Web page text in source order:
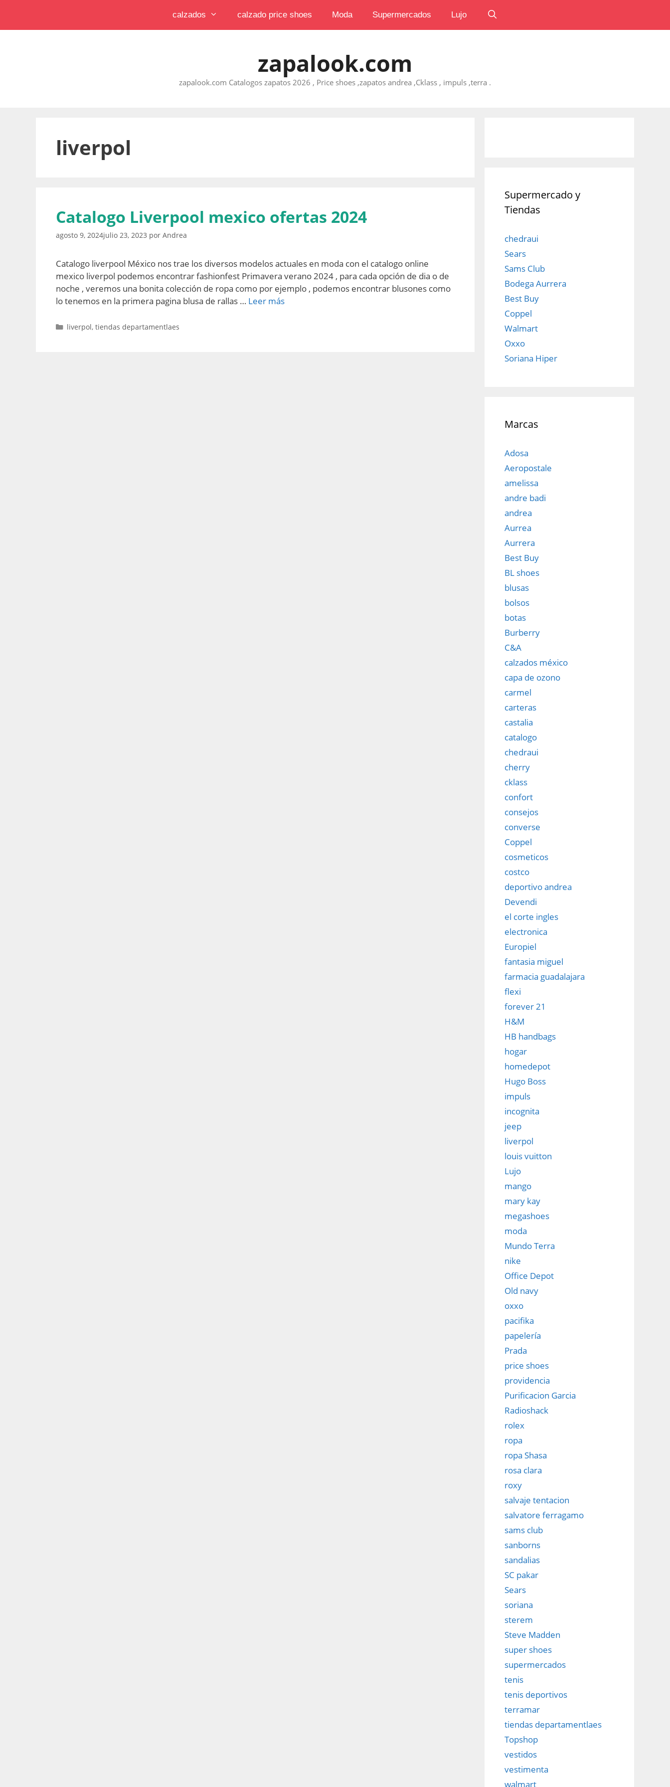
contenido
calzados calzado price shoes Moda Supermercados Lujo
zapalook.com
zapalook.com Catalogos zapatos 2026 , Price shoes ,zapatos andrea ,Cklass , impuls ,terra .
liverpol
Catalogo Liverpool mexico ofertas 2024
agosto 9, 2024julio 23, 2023 por Andrea
Catalogo liverpool México nos trae los diversos modelos actuales en moda con el catalogo online
mexico liverpol podemos encontrar fashionfest Primavera verano 2024 , para cada opción de dia o de
noche , veremos una bonita colección de ropa como por ejemplo , podemos encontrar blusones como
lo tenemos en la primera pagina blusa de rallas … Leer más
Categorías
liverpol, tiendas departamentlaes
Supermercado y
Tiendas
chedraui
Sears
Sams Club
Bodega Aurrera
Best Buy
Coppel
Walmart
Oxxo
Soriana Hiper
Marcas
Adosa
Aeropostale
amelissa
andre badi
andrea
Aurrea
Aurrera
Best Buy
BL shoes
blusas
bolsos
botas
Burberry
C&A
calzados méxico
capa de ozono
carmel
carteras
castalia
catalogo
chedraui
cherry
cklass
confort
consejos
converse
Coppel
cosmeticos
costco
deportivo andrea
Devendi
el corte ingles
electronica
Europiel
fantasia miguel
farmacia guadalajara
flexi
forever 21
H&M
HB handbags
hogar
homedepot
Hugo Boss
impuls
incognita
jeep
liverpol
louis vuitton
Lujo
mango
mary kay
megashoes
moda
Mundo Terra
nike
Office Depot
Old navy
oxxo
pacifika
papelería
Prada
price shoes
providencia
Purificacion Garcia
Radioshack
rolex
ropa
ropa Shasa
rosa clara
roxy
salvaje tentacion
salvatore ferragamo
sams club
sanborns
sandalias
SC pakar
Sears
soriana
sterem
Steve Madden
super shoes
supermercados
tenis
tenis deportivos
terramar
tiendas departamentlaes
Topshop
vestidos
vestimenta
walmart